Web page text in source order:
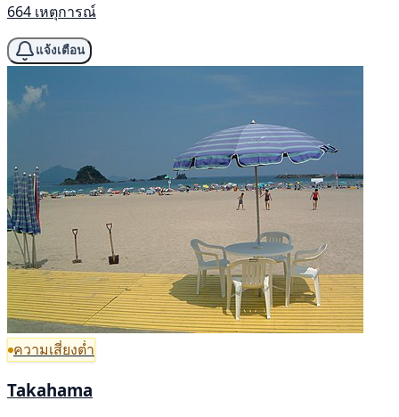
664 เหตุการณ์
แจ้งเตือน
ความเสี่ยงต่ำ
Takahama